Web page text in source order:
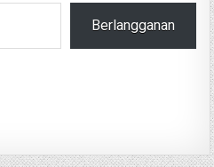
Berlangganan